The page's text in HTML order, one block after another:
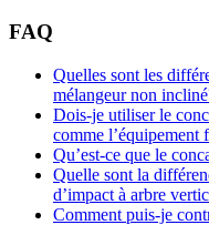
FAQ
Quelles sont les
mélangeur non
Dois-je utiliser le
comme l’équipement
Qu’est-ce que le
Quelle sont la
d’impact à arbre
Comment puis-je